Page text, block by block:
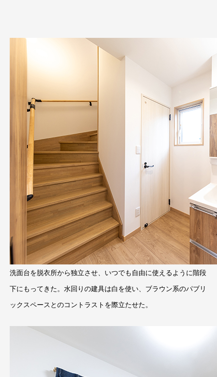
洗面台を脱衣所から独立させ、いつでも自由に使えるように階段
下にもってきた。水回りの建具は白を使い、ブラウン系のパブリ
ックスペースとのコントラストを際立たせた。